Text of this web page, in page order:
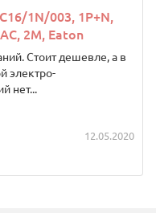
1N/003, 1P+N,
2M, Eaton
Стоит дешевле, а в
электро-
нет...
12.05.2020